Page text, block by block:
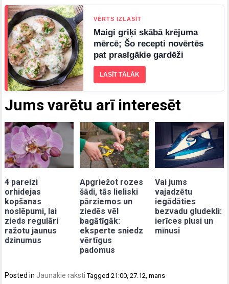
Jums varētu arī interesēt
4 pareizi
orhidejas
kopšanas
noslēpumi, lai
zieds regulāri
ražotu jaunus
dzinumus
Apgriežot rozes
šādi, tās lieliski
pārziemos un
ziedēs vēl
bagātīgāk:
eksperte sniedz
vērtīgus
padomus
Vai jums
vajadzētu
iegādāties
bezvadu gludekli:
ierīces plusi un
mīnusi
VĒRTS IZLASĪT
Maigi griķi skābā krējuma
mērcē; Šo recepti novērtēs
pat prasīgākie gardēži
LASĪT TĀLĀK
Posted in Jaunākie raksti Tagged21:00,27.12,mans